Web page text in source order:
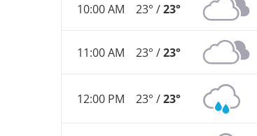
10:00 AM 23° /23°
11:00 AM 23° /23°
12:00 PM 23° /23°